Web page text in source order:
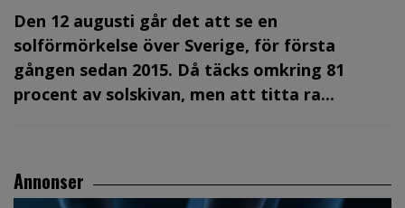
Den 12 augusti går det att se en
solförmörkelse över Sverige, för första
gången sedan 2015. Då täcks omkring 81
procent av solskivan, men att titta ra...
Annonser